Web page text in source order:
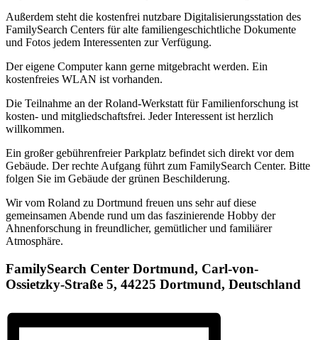
Außerdem steht die kostenfrei nutzbare Digitalisierungsstation des
FamilySearch Centers für alte familiengeschichtliche Dokumente
und Fotos jedem Interessenten zur Verfügung.
Der eigene Computer kann gerne mitgebracht werden. Ein
kostenfreies WLAN ist vorhanden.
Die Teilnahme an der Roland-Werkstatt für Familienforschung ist
kosten- und mitgliedschaftsfrei. Jeder Interessent ist herzlich
willkommen.
Ein großer gebührenfreier Parkplatz befindet sich direkt vor dem
Gebäude. Der rechte Aufgang führt zum FamilySearch Center. Bitte
folgen Sie im Gebäude der grünen Beschilderung.
Wir vom Roland zu Dortmund freuen uns sehr auf diese
gemeinsamen Abende rund um das faszinierende Hobby der
Ahnenforschung in freundlicher, gemütlicher und familiärer
Atmosphäre.
FamilySearch Center Dortmund, Carl-von-
Ossietzky-Straße 5, 44225 Dortmund, Deutschland